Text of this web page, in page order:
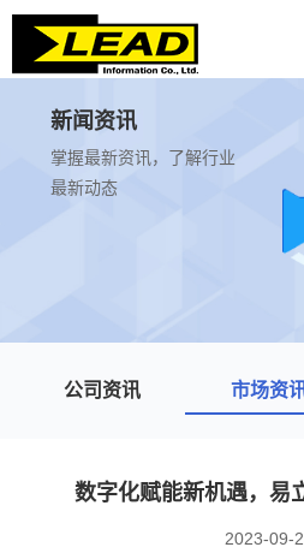
新闻资讯
掌握最新资讯，了解行业
最新动态
公司资讯 市场资
数字化赋能新机遇，易
2023-09-